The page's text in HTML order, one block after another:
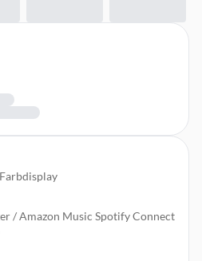
/ Amazon Music Spotify Connect